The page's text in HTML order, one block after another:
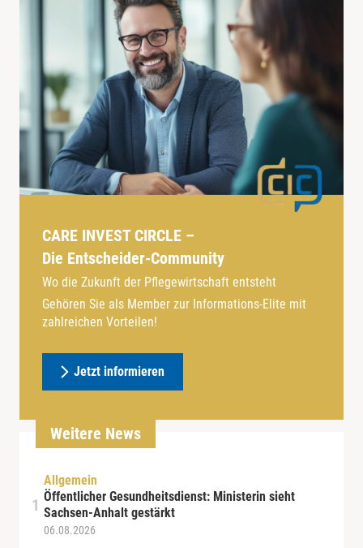
CARE INVEST CIRCLE –
Die Entscheider-Community
Wo die Zukunft der Pflegewirtschaft entsteht
Gehören Sie als Member zur Informations-Elite mit
zahlreichen Vorteilen!
Jetzt informieren
Weitere News
Allgemein
Öffentlicher Gesundheitsdienst: Ministerin sieht
Sachsen-Anhalt gestärkt
06.08.2026